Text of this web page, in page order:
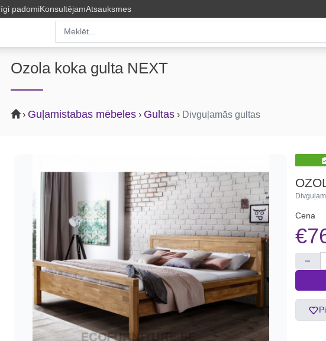
padomiKonsultējamAtsauksmes
Ozola koka gulta NEXT
› Guļamistabas mēbeles › Gultas › Divguļamās gultas
Cena